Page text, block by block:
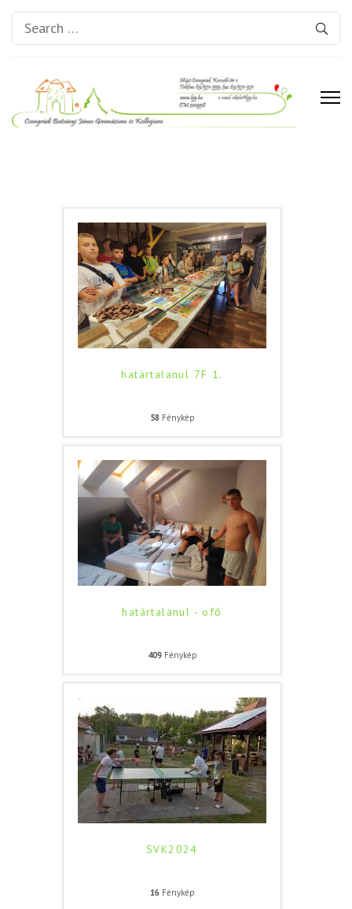
Search
for:
határtalanul 7F 1.
58 Fénykép
határtalanul - ofő
409Fénykép
SVK2024
16 Fénykép